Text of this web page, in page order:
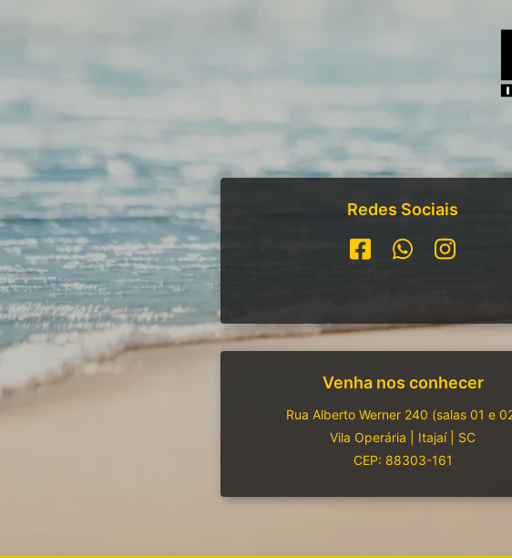
Redes Sociais
Venha nos conhecer
Rua Alberto Werner 240 (salas 01 e
Vila Operária
Itajaí
SC
CEP: 88303-161